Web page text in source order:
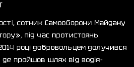
сотник Самооборони Майдану
під час протистоянь
році добровольцем долучився
пройшов шлях від водія-